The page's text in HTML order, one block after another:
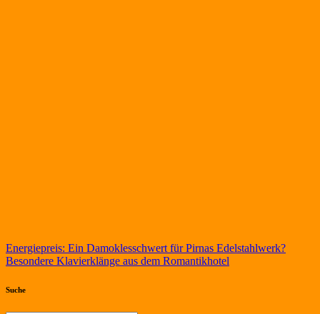
Beitragsnavigation
Energiepreis: Ein Damoklesschwert für Pirnas Edelstahlwerk?
Besondere Klavierklänge aus dem Romantikhotel
Suche